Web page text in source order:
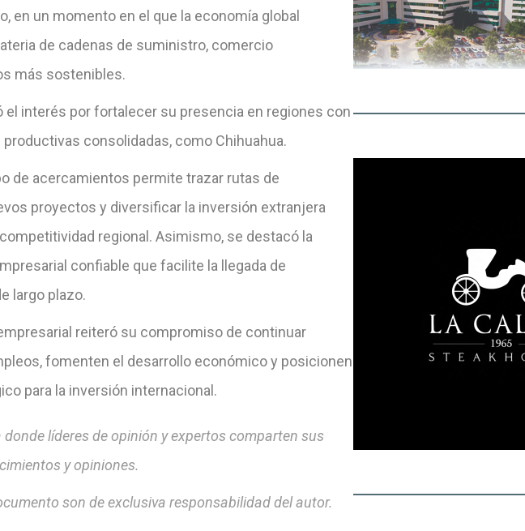
en un momento en el que la economía global
de cadenas de suministro, comercio
más sostenibles.
interés por fortalecer su presencia en regiones con
consolidadas, como Chihuahua.
de acercamientos permite trazar rutas de
proyectos y diversificar la inversión extranjera
regional. Asimismo, se destacó la
confiable que facilite la llegada de
largo plazo.
reiteró su compromiso de continuar
fomenten el desarrollo económico y posicionen
para la inversión internacional.
líderes de opinión y expertos comparten sus
y opiniones.
son de exclusiva responsabilidad del autor.